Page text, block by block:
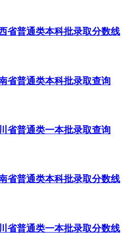
省普通类本科批录取分数线
省普通类本科批录取查询
省普通类一本批录取查询
省普通类本科批录取分数线
省普通类一本批录取分数线